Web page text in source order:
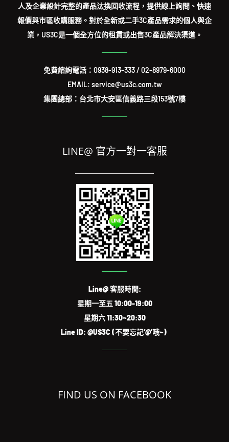
人及企業設計完整的產品汰換回收流程，提供線上詢問、快速
報價與市區收購服務。對於全新或二手3C產品需求的個人與企
業，US3C是一個全方位的租賃或出售3C產品解決渠道。
免費諮詢電話： 0938-913-333/02-8979-6000
EMAIL: service@us3c.com.tw
集團總部：台北市大安區信義路三段153號7樓
LINE@ 官方一對一客服
Line@ 客服時間:
星期一至五 10:00-19:00
星期六 11:30~20:30
Line ID: @US3C (不要忘記‘@’哦~)
FIND US ON FACEBOOK